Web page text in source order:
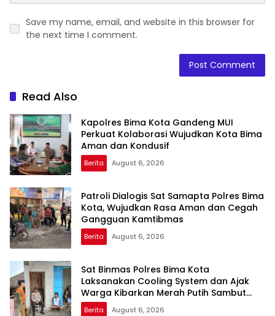
Save my name, email, and website in this browser for
the next time I comment.
Read Also
Kapolres Bima Kota Gandeng MUI
Perkuat Kolaborasi Wujudkan Kota Bima
Aman dan Kondusif
Berita August 6, 2026
Patroli Dialogis Sat Samapta Polres Bima
Kota, Wujudkan Rasa Aman dan Cegah
Gangguan Kamtibmas
Berita August 6, 2026
Sat Binmas Polres Bima Kota
Laksanakan Cooling System dan Ajak
Warga Kibarkan Merah Putih Sambut
HUT RI Ke-81
Berita August 6, 2026